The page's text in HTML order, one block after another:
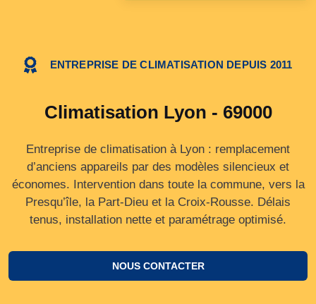
ENTREPRISE DE CLIMATISATION DEPUIS 2011
Climatisation Lyon - 69000
Entreprise de climatisation à Lyon : remplacement
d’anciens appareils par des modèles silencieux et
économes. Intervention dans toute la commune, vers la
Presqu’île, la Part‑Dieu et la Croix‑Rousse. Délais
tenus, installation nette et paramétrage optimisé.
NOUS CONTACTER